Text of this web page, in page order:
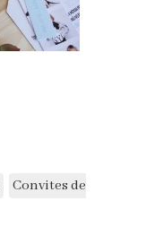
Convites de